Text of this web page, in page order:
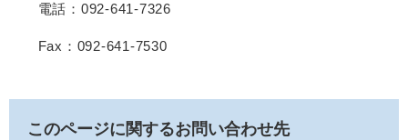
電話：092-641-7326
Fax：092-641-7530
このページに関するお問い合わせ先